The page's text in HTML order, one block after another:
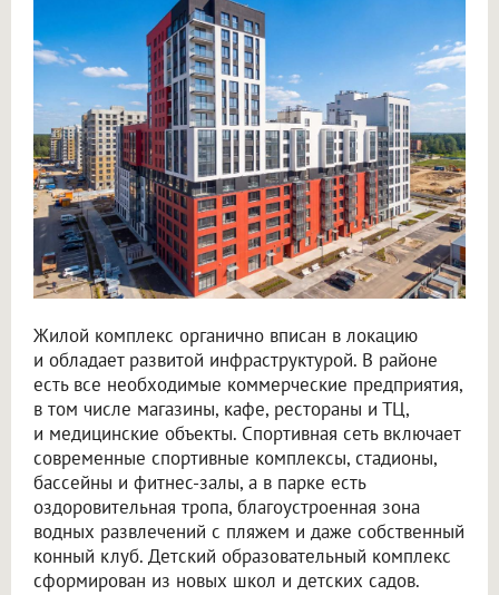
Жилой комплекс органично вписан в локацию
и обладает развитой инфраструктурой. В районе
есть все необходимые коммерческие предприятия,
в том числе магазины, кафе, рестораны и ТЦ,
и медицинские объекты. Спортивная сеть включает
современные спортивные комплексы, стадионы,
бассейны и фитнес-залы, а в парке есть
оздоровительная тропа, благоустроенная зона
водных развлечений с пляжем и даже собственный
конный клуб. Детский образовательный комплекс
сформирован из новых школ и детских садов.